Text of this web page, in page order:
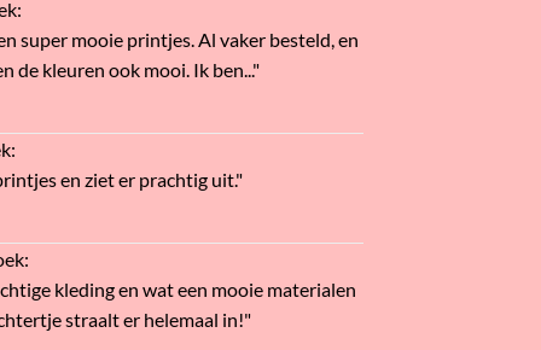
:
super mooie printjes. Al vaker besteld, en
de kleuren ook mooi. Ik ben..."
:
en ziet er prachtig uit."
:
kleding en wat een mooie materialen
straalt er helemaal in!"